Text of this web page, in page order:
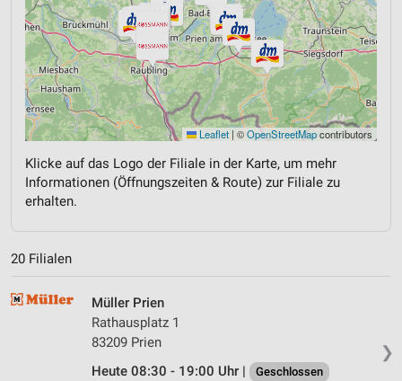
Leaflet | ©OpenStreetMapcontributors
Klicke auf das Logo der Filiale in der Karte, um mehr
Informationen (Öffnungszeiten & Route) zur Filiale zu
erhalten.
20 Filialen
❯
Müller Prien
Rathausplatz 1
83209 Prien
Heute 08:30 - 19:00 Uhr |
Geschlossen